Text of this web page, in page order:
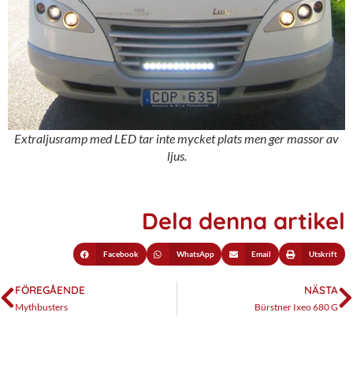
Extraljusramp med LED tar inte mycket plats men ger massor av
ljus.
Dela denna artikel
Facebook WhatsApp Email Utskrift
FÖREGÅENDE
Mythbusters
NÄSTA
Bürstner Ixeo 680 G